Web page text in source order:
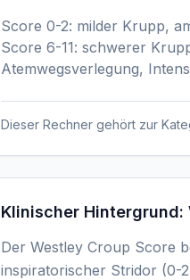
Score 0-2: milder Krupp,
Score 6-11: schwerer
Atemwegsverlegung,
Dieser Rechner gehört zur
Klinischer Hintergrund:
Der Westley Croup Score
inspiratorischer Stridor (0-